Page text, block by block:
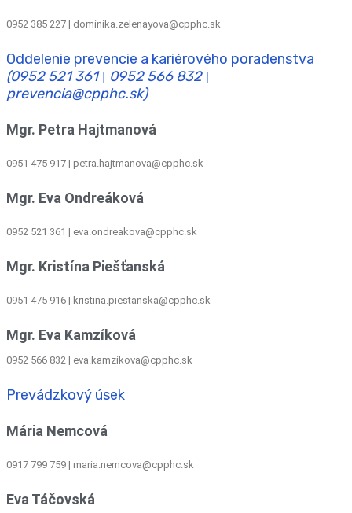
0952 385 227 | dominika.zelenayova@cpphc.sk
Oddelenie prevencie a kariérového poradenstva
(0952 521 361
0952 566 832
prevencia@cpphc.sk)
Mgr. Petra Hajtmanová
0951 475 917 | petra.hajtmanova@cpphc.sk
Mgr. Eva Ondreáková
0952 521 361 | eva.ondreakova@cpphc.sk
Mgr. Kristína Piešťanská
0951 475 916 | kristina.piestanska@cpphc.sk
Mgr. Eva Kamzíková
0952 566 832 | eva.kamzikova@cpphc.sk
Prevádzkový úsek
Mária Nemcová
0917 799 759 | maria.nemcova@cpphc.sk
Eva Táčovská